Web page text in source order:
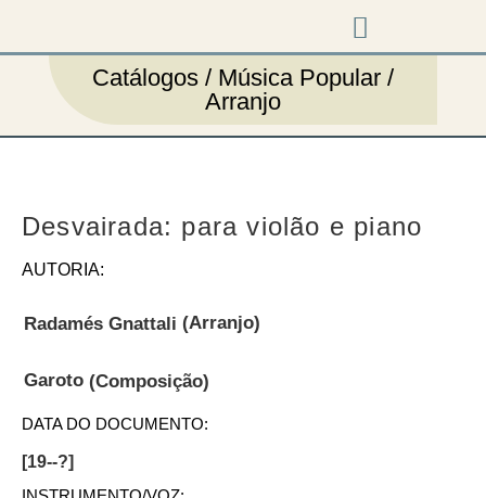
Catálogos / Música Popular /
Arranjo
Desvairada: para violão e piano
AUTORIA:
Radamés Gnattali (Arranjo)
Garoto (Composição)
DATA DO DOCUMENTO:
[19--?]